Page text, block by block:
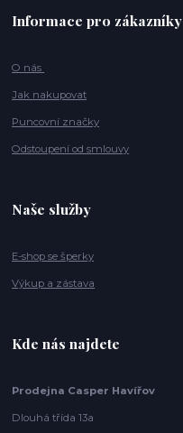
Informace pro zákazníky
O nás
Jak nakupovat
Puncovní značky
Odstoupení od smlouvy
Naše služby
E-shop se šperky
Výkup a zástava
Kde nás najdete
Prodejna Casper Havířov
Dlouhá třída 13a